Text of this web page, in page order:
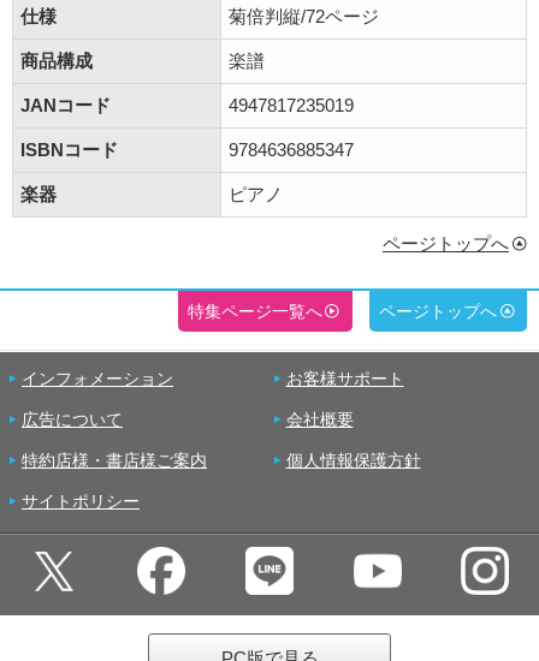
仕様 菊倍判縦/72ページ
商品構成 楽譜
JANコード 4947817235019
ISBNコード 9784636885347
楽器 ピアノ
ページトップへ
特集ページ一覧へ ページトップへ
インフォメーション お客様サポート
広告について 会社概要
特約店様・書店様ご案内 個人情報保護方針
サイトポリシー